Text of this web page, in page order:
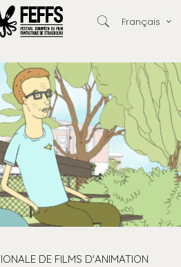
Français
DE FILMS D'ANIMATION